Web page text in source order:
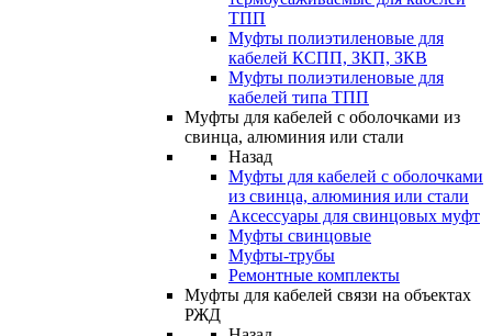
ТПП
Муфты полиэтиленовые для
кабелей КСПП, ЗКП, ЗКВ
Муфты полиэтиленовые для
кабелей типа ТПП
Муфты для кабелей с оболочками из
свинца, алюминия или стали
Назад
Муфты для кабелей с оболочками
из свинца, алюминия или стали
Аксессуары для свинцовых муфт
Муфты свинцовые
Муфты-трубы
Ремонтные комплекты
Муфты для кабелей связи на объектах
РЖД